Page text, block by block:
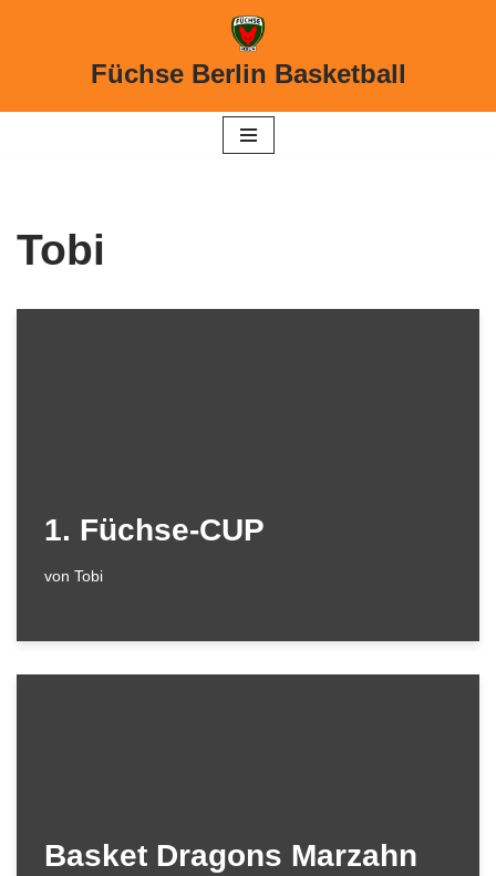
Füchse Berlin Basketball
Tobi
1. Füchse-CUP
von Tobi
Basket Dragons Marzahn